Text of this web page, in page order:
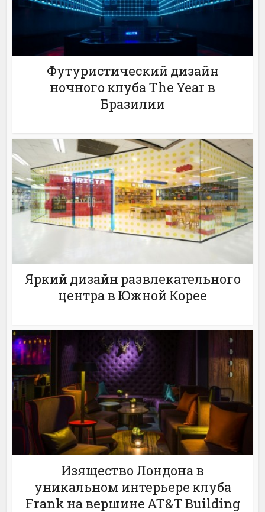
Футуристический дизайн
ночного клуба The Year в
Бразилии
Яркий дизайн развлекательного
центра в Южной Корее
Изящество Лондона в
уникальном интерьере клуба
Frank на вершине AT&T Building